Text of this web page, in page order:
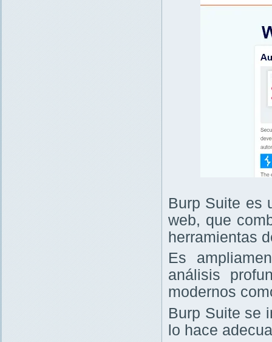
Burp Suite es
web, que
herramientas
Es
análisis
modernos
Burp Suite se
lo hace